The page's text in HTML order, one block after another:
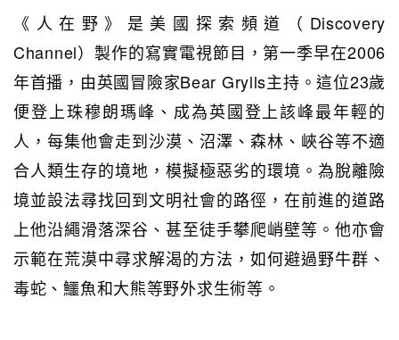
《人在野》是美國探索頻道（Discovery
Channel）製作的寫實電視節目，第一季早在2006
年首播，由英國冒險家Bear Grylls主持。這位23歲
便登上珠穆朗瑪峰、成為英國登上該峰最年輕的
人，每集他會走到沙漠、沼澤、森林、峽谷等不適
合人類生存的境地，模擬極惡劣的環境。為脫離險
境並設法尋找回到文明社會的路徑，在前進的道路
上他沿繩滑落深谷、甚至徒手攀爬峭壁等。他亦會
示範在荒漠中尋求解渴的方法，如何避過野牛群、
毒蛇、鱷魚和大熊等野外求生術等。